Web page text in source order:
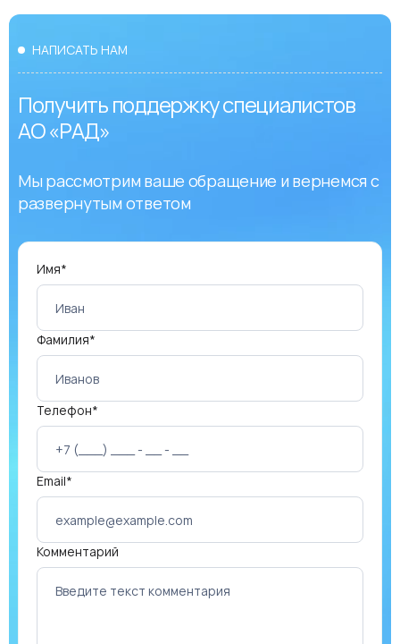
НАПИСАТЬ НАМ
Получить поддержку специалистов
АО «РАД»
Мы рассмотрим ваше обращение и вернемся с
развернутым ответом
Имя*
Фамилия*
Телефон*
Email*
Комментарий